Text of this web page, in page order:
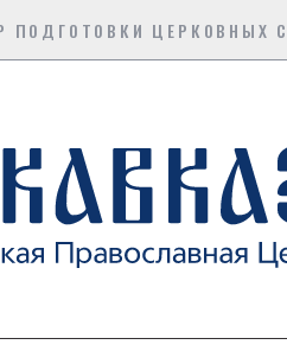
ПОДГОТОВКИ ЦЕРКОВНЫХ